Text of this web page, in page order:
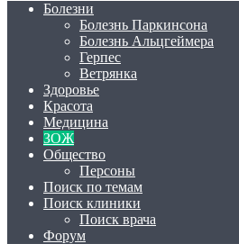
Болезни
Болезнь Паркинсона
Болезнь Альцгеймера
Герпес
Ветрянка
Здоровье
Красота
Медицина
ЗОЖ
Общество
Персоны
Поиск по темам
Поиск клиники
Поиск врача
Форум